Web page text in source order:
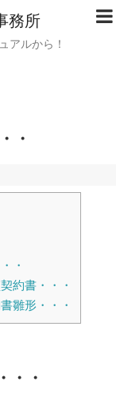
務所
アルから！
・
・
約書・・・
雛形・・・
・・